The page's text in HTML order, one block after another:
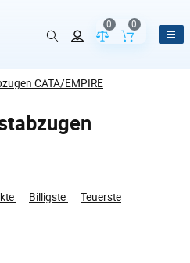
Vergleich der
0
Inhalt des
0
CATA/EMPIRE
Billigste Teuerste